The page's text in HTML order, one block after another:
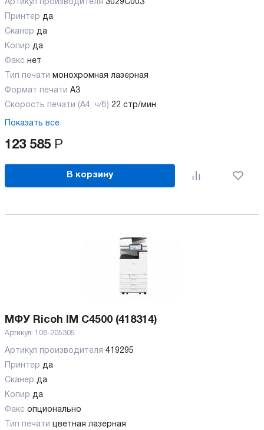
Артикул производителя 3029C003
Принтер да
Сканер да
Копир да
Факс нет
Тип печати монохромная лазерная
Формат печати A3
Скорость печати (А4, ч/б) 22 стр/мин
Показать все
123 585 Р
В корзину
МФУ Ricoh IM C4500 (418314)
Артикул: 108-205305
Артикул производителя 419295
Принтер да
Сканер да
Копир да
Факс опционально
Тип печати цветная лазерная